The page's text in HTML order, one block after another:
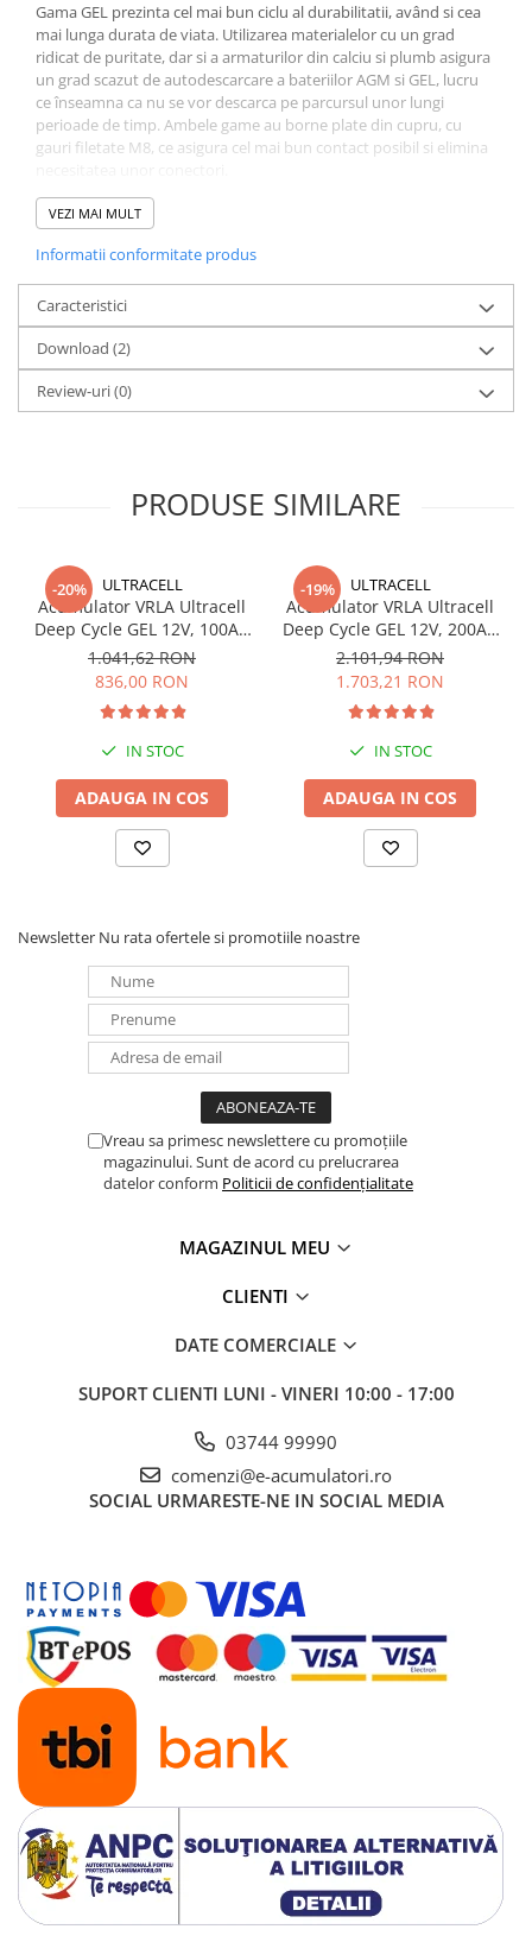
GEL
AGM
Li-Ion
SLA AGM (Sealed Lead Acid)
Deep Cycle - Tractiune/Semi-
Marine & Caravan
APC
Pachete acumulatori VRLA
Sisteme de management (BMS)
Redresoare, incarcatoare si testere
Redresoare auto, moto, barci si
UPS pentru centrale termice si
sisteme de urgenta - acumulator
UPS Trifazat
Stabilizatoare Tensiune
PDUs unitati de distributie a
energiei electrice
Cabinete baterii
Acumulatori UPS
Drumetii / Camping
Frigidere portabile
Racire/Incalzire
Statii energie portabile
structurata
cabluri USB, prelungitoare USB
Solutii solare portabile
Lichidare de stoc
Statii de incarcare EV
OUTLET
Pompe de caldura
Gama GEL prezinta cel mai bun ciclu al durabilitatii, având si cea
mai lunga durata de viata. Utilizarea materialelor cu un grad
ridicat de puritate, dar si a armaturilor din calciu si plumb asigura
un grad scazut de autodescarcare a bateriilor AGM si GEL, lucru
ce înseamna ca nu se vor descarca pe parcursul unor lungi
perioade de timp. Ambele game au borne plate din cupru, cu
gauri filetate M8, ce asigura cel mai bun contact posibil si elimina
Acumulatorii AGM super ciclici sunt recomandati pentru
frecvente de 60-80% din capacitate.
VRLA AGM: durata de viata proiectata 7-10 ani
VEZI MAI MULT
Informatii conformitate produs
Caracteristici
Download (2)
Review-uri(0)
PRODUSE SIMILARE
-20% ULTRACELL
Acumulator VRLA Ultracell
Deep Cycle GEL 12V, 100Ah
UCG100-12 F10
1.041,62 RON
836,00 RON
IN STOC
ADAUGA IN COS
-19% ULTRACELL
Acumulator VRLA Ultracell
Deep Cycle GEL 12V, 200Ah
UCG200-12
2.101,94 RON
1.703,21 RON
IN STOC
ADAUGA IN COS
Newsletter Nu rata ofertele si promotiile noastre
Vreau sa primesc newslettere cu promoțiile
magazinului. Sunt de acord cu prelucrarea
datelor conform Politicii de confidențialitate
MAGAZINUL MEU
CLIENTI
DATE COMERCIALE
SUPORT CLIENTI LUNI - VINERI 10:00 - 17:00
03744 99990
comenzi@e-acumulatori.ro
SOCIAL URMARESTE-NE IN SOCIAL MEDIA